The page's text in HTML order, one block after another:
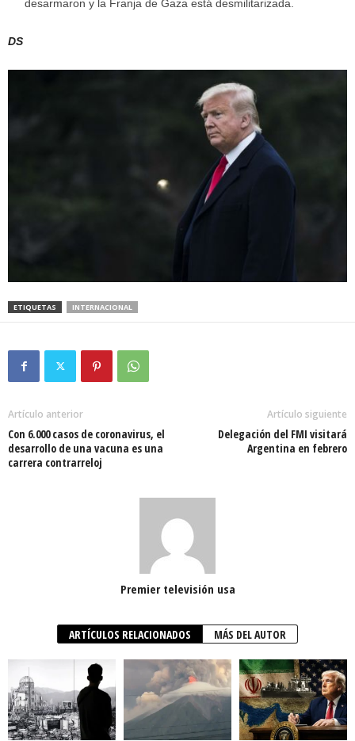
desarmaron y la Franja de Gaza está desmilitarizada.
DS
ETIQUETAS INTERNACIONAL
Artículo anterior
Con 6.000 casos de coronavirus, el
desarrollo de una vacuna es una
carrera contrarreloj
Artículo siguiente
Delegación del FMI visitará
Argentina en febrero
Premier televisión usa
ARTÍCULOS RELACIONADOS MÁS DEL AUTOR